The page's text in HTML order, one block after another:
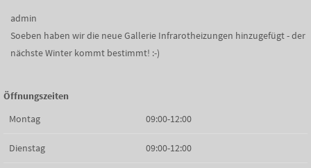
admin
Soeben haben wir die neue Gallerie Infrarotheizungen hinzugefügt - der
nächste Winter kommt bestimmt! :-)
Öffnungszeiten
Montag
09:00-12:00
Dienstag 09:00-12:00